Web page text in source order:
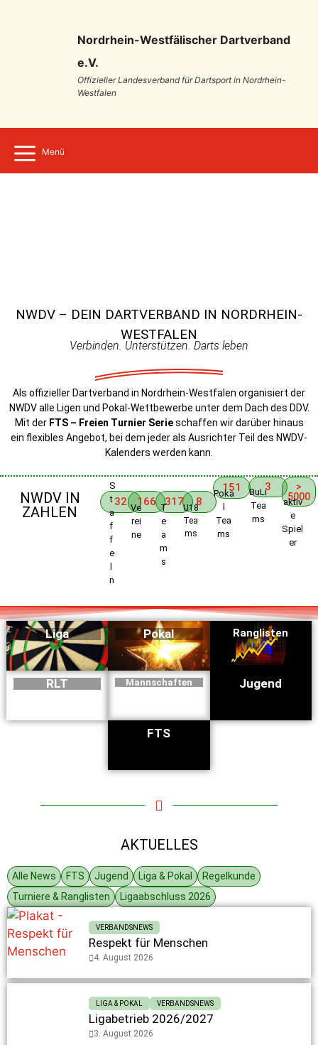
Nordrhein-Westfälischer Dartverband
e.V.
Offizieller Landesverband für Dartsport in Nordrhein-
Westfalen
Menü
NWDV – DEIN DARTVERBAND IN NORDRHEIN-
WESTFALEN
Verbinden. Unterstützen. Darts leben
Als offizieller Dartverband in Nordrhein-Westfalen organisiert der
NWDV alle Ligen und Pokal-Wettbewerbe unter dem Dach des DDV.
Mit der FTS – Freien Turnier Serieschaffen wir darüber hinaus
ein flexibles Angebot, bei dem jeder als Ausrichter Teil des NWDV-
Kalenders werden kann.
NWDV IN
ZAHLEN
32
S
t
a
f
f
e
n
166
Ve
rei
ne
317
T
e
a
m
s
8
U18
Tea
ms
151
Poka
Tea
ms
3
BuLi
Tea
ms
>
5000
aktiv
e
Spiel
er
Liga Pokal Ranglisten
RLT Mannschaften Jugend
FTS
AKTUELLES
Alle News FTS Jugend Liga & Pokal
Regelkunde
Turniere & Ranglisten
Ligaabschluss 2026
VERBANDSNEWS
Respekt für Menschen
4. August 2026
LIGA & POKAL VERBANDSNEWS
Ligabetrieb 2026/2027
3. August 2026